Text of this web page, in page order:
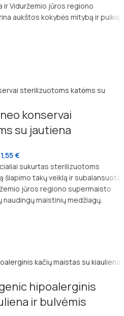
Viduržemio jūros regiono
aukštos kokybės mitybą ir puikią
konservai
su jautiena
1,55€
sukurtas sterilizuotoms
takų veiklą ir subalansuotą
jūros regiono supermaisto
maistinių medžiagų.
hipoalerginis
ir bulvėmis